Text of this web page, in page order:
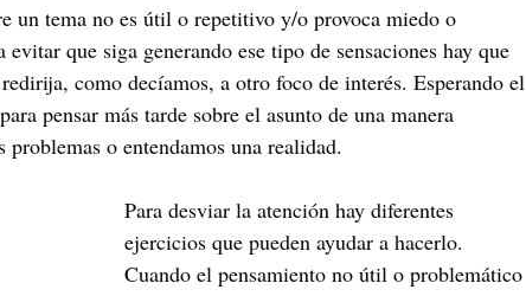
un tema no es útil o repetitivo y/o provoca miedo o
que siga generando ese tipo de sensaciones hay que
como decíamos, a otro foco de interés. Esperando el
pensar más tarde sobre el asunto de una manera
o entendamos una realidad.
Para desviar la atención hay diferentes
ejercicios que pueden ayudar a hacerlo.
Cuando el pensamiento no útil o problemático